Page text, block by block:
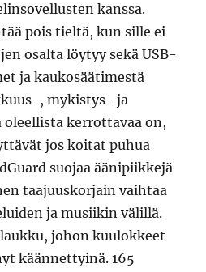
kanssa.
pois tieltä, kun sille ei
osalta löytyy sekä USB-
ja kaukosäätimestä
, mykistys- ja
oleellista kerrottavaa on,
jos koitat puhua
suojaa äänipiikkejä
taajuuskorjain vaihtaa
ja musiikin välillä.
johon kuulokkeet
käännettyinä. 165